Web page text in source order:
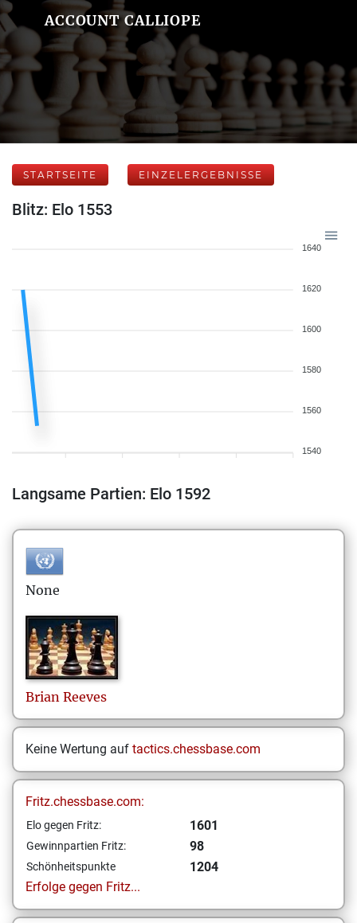
ACCOUNT CALLIOPE
STARTSEITE EINZELERGEBNISSE
Blitz: Elo 1553
1640
1620
1600
1580
1560
1540
Langsame Partien: Elo 1592
None
Brian Reeves
Keine Wertung auf tactics.chessbase.com
Fritz.chessbase.com:
Elo gegen Fritz: 1601
Gewinnpartien Fritz: 98
Schönheitspunkte
1204
Erfolge gegen Fritz...